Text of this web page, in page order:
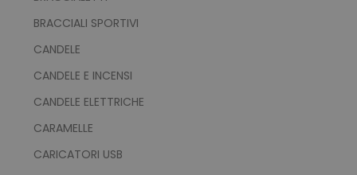
BRACCIALI SPORTIVI
CANDELE
CANDELE E INCENSI
CANDELE ELETTRICHE
CARAMELLE
CARICATORI USB